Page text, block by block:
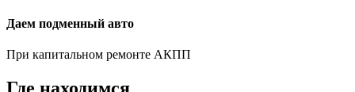
Даем подменный авто
При капитальном ремонте АКПП